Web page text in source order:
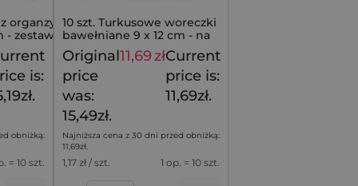
organzy na
- zestaw 10
18,99 zł
is:
obniżką:
= 10 szt.
10 szt. Turkusowe woreczki
bawełniane 9 x 12 cm - na
upominki
Original
price
was:
15,49zł.
11,69złCurrent
price is:
11,69zł.
Najniższa cena z 30 dni przed obniżką:
11,69zł.
1,17 zł / szt. 1 op. = 10 szt.